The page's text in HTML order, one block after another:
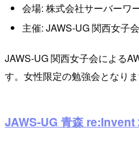
会場: 株式会社サーバーワ
主催: JAWS-UG 関西女子会
JAWS-UG 関西女子会による
す。女性限定の勉強会となりま
JAWS-UG 青森 re:Invent